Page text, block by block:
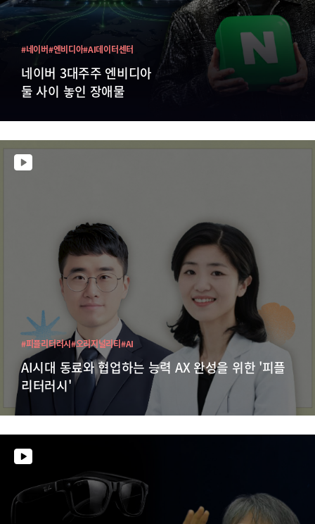
네이버 3대주주 엔비디아
둘 사이 놓인 장애물
#네이버#엔비디아#AI데이터센터
AI시대 동료와 협업하는 능력 AX 완성을 위한 '피플
리터러시'
#피플리터러시#오리지널리티#AI